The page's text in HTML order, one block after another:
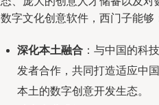
字文化创意软件，西门子能够
深化本土融合 ：与中国的科
发者合作，共同打造适应中
本土的数字创意开发生态。